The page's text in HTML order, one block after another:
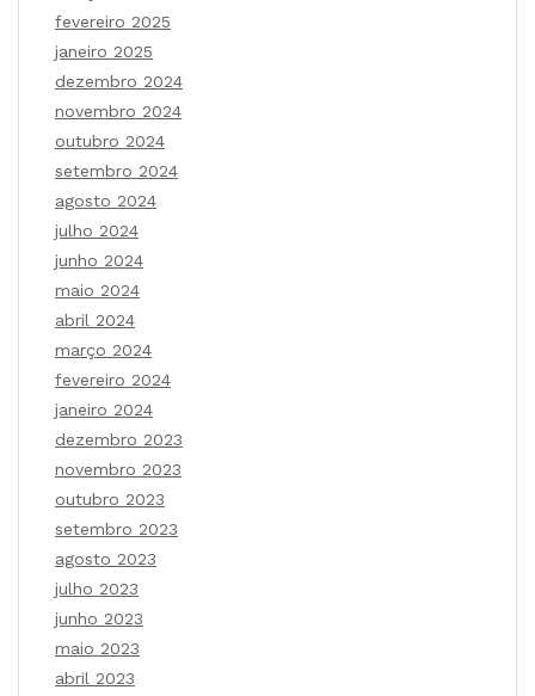
fevereiro 2025
janeiro 2025
dezembro 2024
novembro 2024
outubro 2024
setembro 2024
agosto 2024
julho 2024
junho 2024
maio 2024
abril 2024
março 2024
fevereiro 2024
janeiro 2024
dezembro 2023
novembro 2023
outubro 2023
setembro 2023
agosto 2023
julho 2023
junho 2023
maio 2023
abril 2023